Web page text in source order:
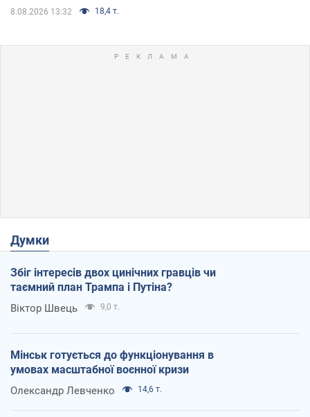
8.08.2026 13:32 18,4 т.
Думки
Збіг інтересів двох цинічних гравців чи
таємний план Трампа і Путіна?
Віктор Швець 9,0 т.
Мінськ готується до функціонування в
умовах масштабної воєнної кризи
Олександр Левченко 14,6 т.